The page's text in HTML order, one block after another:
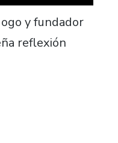
y fundador
reflexión